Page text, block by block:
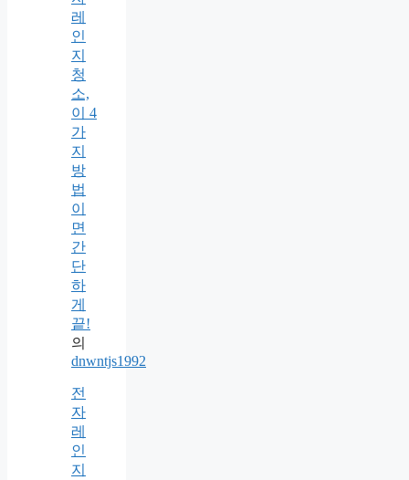
레
인
지
청
소,
이 4
가
지
방
법
이
면
간
단
하
게
끝!
의
dnwntjs1992
전
자
레
인
지